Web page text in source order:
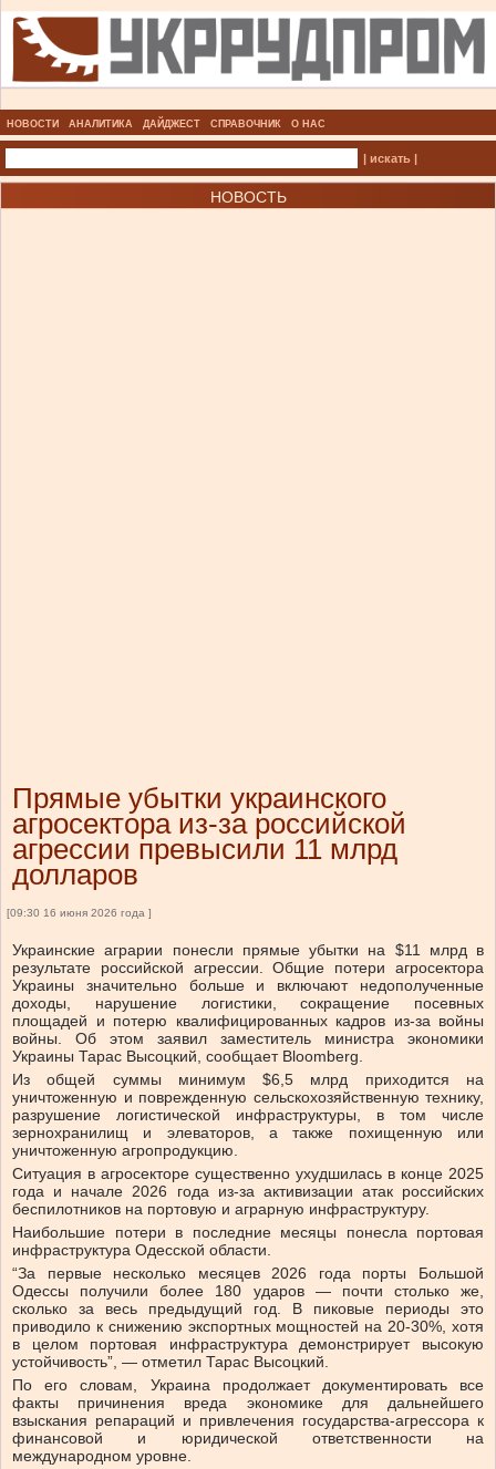
НОВОСТИ АНАЛИТИКА ДАЙДЖЕСТ СПРАВОЧНИК О НАС
| искать |
НОВОСТЬ
Прямые убытки украинского
агросектора из-за российской
агрессии превысили 11 млрд
долларов
[09:30 16 июня 2026 года ]
Украинские аграрии понесли прямые убытки на $11 млрд в
результате российской агрессии. Общие потери агросектора
Украины значительно больше и включают недополученные
доходы, нарушение логистики, сокращение посевных
площадей и потерю квалифицированных кадров из-за войны
войны. Об этом заявил заместитель министра экономики
Украины Тарас Высоцкий, сообщает Bloomberg.
Из общей суммы минимум $6,5 млрд приходится на
уничтоженную и поврежденную сельскохозяйственную технику,
разрушение логистической инфраструктуры, в том числе
зернохранилищ и элеваторов, а также похищенную или
уничтоженную агропродукцию.
Ситуация в агросекторе существенно ухудшилась в конце 2025
года и начале 2026 года из-за активизации атак российских
беспилотников на портовую и аграрную инфраструктуру.
Наибольшие потери в последние месяцы понесла портовая
инфраструктура Одесской области.
“За первые несколько месяцев 2026 года порты Большой
Одессы получили более 180 ударов — почти столько же,
сколько за весь предыдущий год. В пиковые периоды это
приводило к снижению экспортных мощностей на 20-30%, хотя
в целом портовая инфраструктура демонстрирует высокую
устойчивость”, — отметил Тарас Высоцкий.
По его словам, Украина продолжает документировать все
факты причинения вреда экономике для дальнейшего
взыскания репараций и привлечения государства-агрессора к
финансовой и юридической ответственности на
международном уровне.